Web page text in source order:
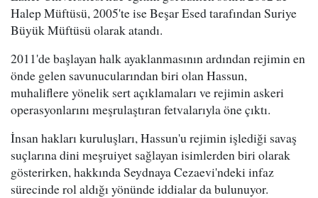
Halep Müftüsü, 2005'te ise Beşar Esed tarafından Suriye
Büyük Müftüsü olarak atandı.
2011'de başlayan halk ayaklanmasının ardından rejimin en
önde gelen savunucularından biri olan Hassun,
muhaliflere yönelik sert açıklamaları ve rejimin askeri
operasyonlarını meşrulaştıran fetvalarıyla öne çıktı.
İnsan hakları kuruluşları, Hassun'u rejimin işlediği savaş
suçlarına dini meşruiyet sağlayan isimlerden biri olarak
gösterirken, hakkında Seydnaya Cezaevi'ndeki infaz
sürecinde rol aldığı yönünde iddialar da bulunuyor.